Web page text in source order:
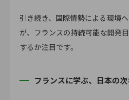
引き続き、国際情勢による環境
が、フランスの持続可能な開発
するか注目です。
フランスに学ぶ、日本の